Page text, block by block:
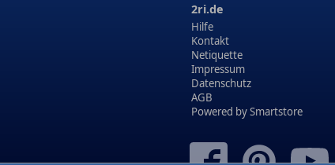
2ri.de
Hilfe
Kontakt
Netiquette
Impressum
Datenschutz
AGB
Powered bySmartstore